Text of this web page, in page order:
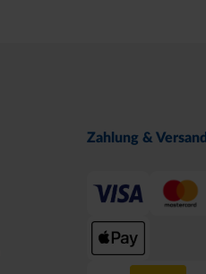
Zahlung & Versand